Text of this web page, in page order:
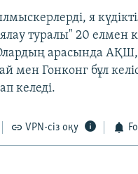
я
туралы" 20 елмен
арасында
мен Гонконг бұл
келеді.
VPN-сіз оқу